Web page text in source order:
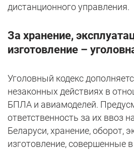
дистанционного управления.
За хранение,
изготовление –
Уголовный кодекс
незаконных действиях в
БПЛА и авиамоделей.
ответственность за их ввоз
Беларуси, хранение, оборот,
изготовление, совершенные